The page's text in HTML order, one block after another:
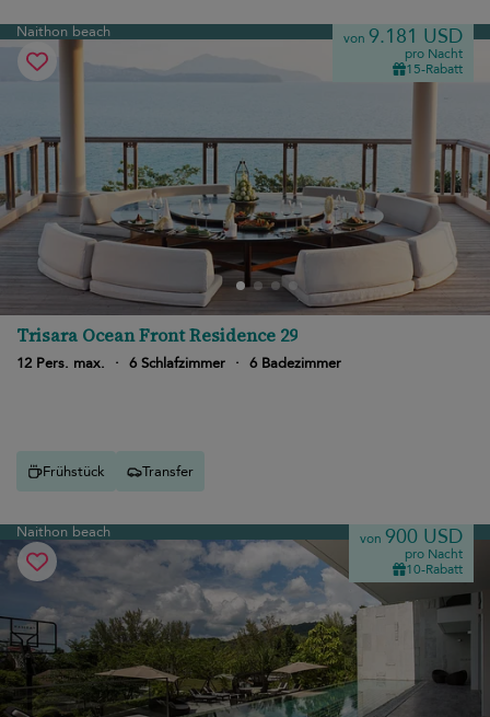
Naithon beach von 9.181 USD
pro Nacht
15-Rabatt
Trisara Ocean Front Residence 29
12 Pers. max. · 6 Schlafzimmer · 6 Badezimmer
Frühstück Transfer
Naithon beach von 900 USD
pro Nacht
10-Rabatt